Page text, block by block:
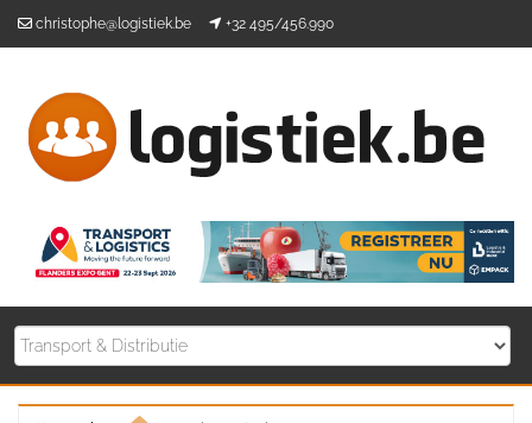
christophe@logistiek.be +32 495/456.990